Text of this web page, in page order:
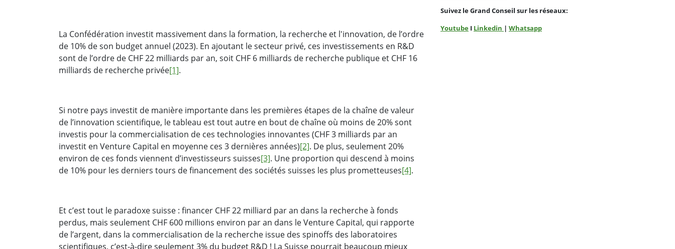
La Confédération investit massivement dans la formation, la recherche et l'innovation, de l’ordre
de 10% de son budget annuel (2023). En ajoutant le secteur privé, ces investissements en R&D
sont de l’ordre de CHF 22 milliards par an, soit CHF 6 milliards de recherche publique et CHF 16
milliards de recherche privée[1].
Si notre pays investit de manière importante dans les premières étapes de la chaîne de valeur
de l’innovation scientifique, le tableau est tout autre en bout de chaîne où moins de 20% sont
investis pour la commercialisation de ces technologies innovantes (CHF 3 milliards par an
investit en Venture Capital en moyenne ces 3 dernières années)[2]. De plus, seulement 20%
environ de ces fonds viennent d’investisseurs suisses[3]. Une proportion qui descend à moins
de 10% pour les derniers tours de financement des sociétés suisses les plus prometteuses[4].
Et c’est tout le paradoxe suisse : financer CHF 22 milliard par an dans la recherche à fonds
perdus, mais seulement CHF 600 millions environ par an dans le Venture Capital, qui rapporte
de l’argent, dans la commercialisation de la recherche issue des spinoffs des laboratoires
scientifiques, c’est-à-dire seulement 3% du budget R&D ! La Suisse pourrait beaucoup mieux
Suivez le Grand Conseil sur les réseaux:
Youtube I Linkedin | Whatsapp